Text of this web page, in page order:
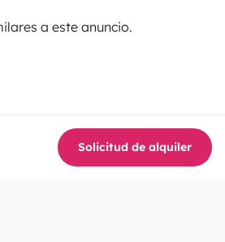
a este anuncio.
Solicitud de alquiler